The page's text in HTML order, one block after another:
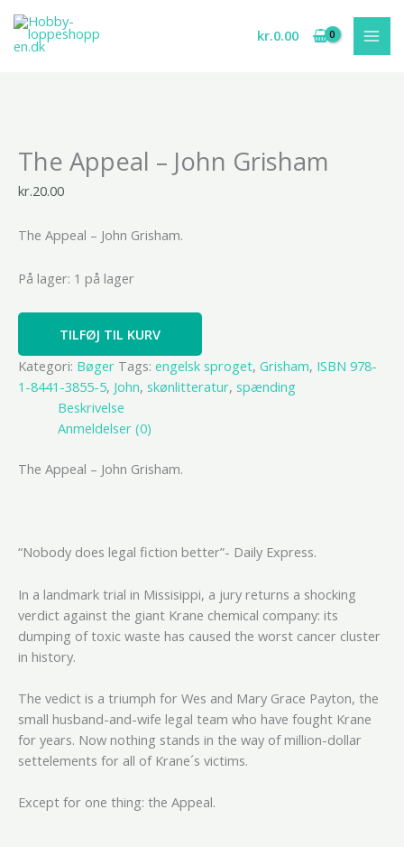
indholdet
kr.0.00
The Appeal – John Grisham
kr.20.00
The Appeal – John Grisham.
På lager: 1 på lager
Appeal
John
antal
TILFØJ TIL KURV
Kategori: Bøger Tags: engelsk sproget, Grisham, ISBN 978-
1-8441-3855-5, John, skønlitteratur, spænding
Beskrivelse
Anmeldelser (0)
The Appeal – John Grisham.
“Nobody does legal fiction better”- Daily Express.
In a landmark trial in Missisippi, a jury returns a shocking
verdict against the giant Krane chemical company: its
dumping of toxic waste has caused the worst cancer cluster
in history.
The vedict is a triumph for Wes and Mary Grace Payton, the
small husband-and-wife legal team who have fought Krane
for years. Now nothing stands in the way of million-dollar
settelements for all of Krane´s victims.
Except for one thing: the Appeal.